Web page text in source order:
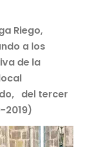
Riego,
a los
de la
del tercer
2019)